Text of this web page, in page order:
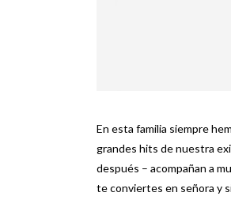
En esta familia siempre
grandes hits de nuestra
después – acompañan a
te conviertes en señora y